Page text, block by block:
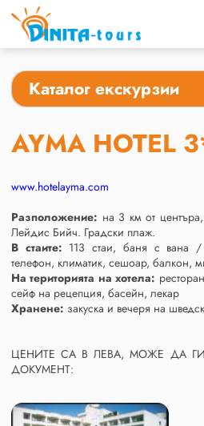
Каталог екскурзии
AYMA HOTEL
www.hotelayma.com
Разположение: на 3 км от
Лейдис Бийч. Градски плаж.
В стаите: 113 стаи, баня с вана /
телефон, климатик, сешоар, балкон,
На територията на хотела:
сейф на рецепция, басейн, лекар
Хранене: закуска и вечеря на
ЦЕНИТЕ СА В ЛЕВА, МОЖЕ ДА
ДОКУМЕНТ: